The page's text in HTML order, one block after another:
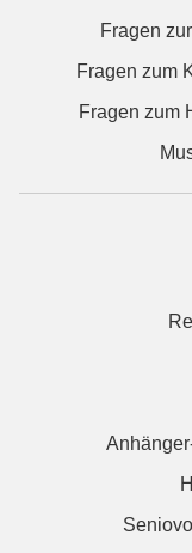
Fragen
Fragen zum
Fragen zum